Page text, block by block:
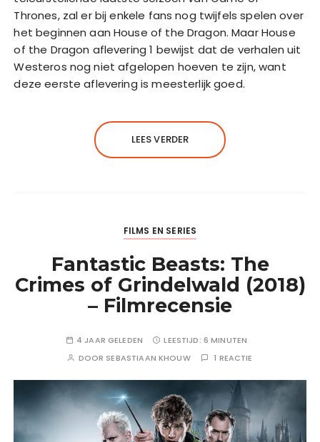
Thrones, zal er bij enkele fans nog twijfels spelen over
het beginnen aan House of the Dragon. Maar House
of the Dragon aflevering 1 bewijst dat de verhalen uit
Westeros nog niet afgelopen hoeven te zijn, want
deze eerste aflevering is meesterlijk goed.
LEES VERDER
FILMS EN SERIES
Fantastic Beasts: The
Crimes of Grindelwald (2018)
– Filmrecensie
4 JAAR GELEDEN LEESTIJD: 6 MINUTEN
DOOR SEBASTIAAN KHOUW 1 REACTIE